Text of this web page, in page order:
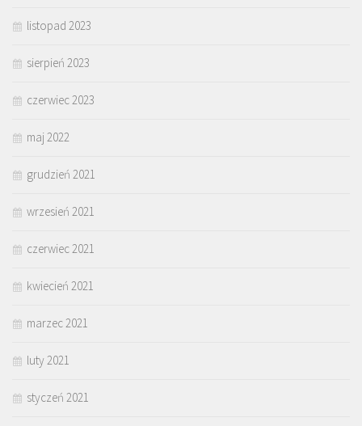
listopad 2023
sierpień 2023
czerwiec 2023
maj 2022
grudzień 2021
wrzesień 2021
czerwiec 2021
kwiecień 2021
marzec 2021
luty 2021
styczeń 2021